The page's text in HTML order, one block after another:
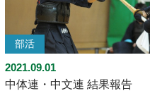
部活
2021.09.01
中体連・中文連 結果報告